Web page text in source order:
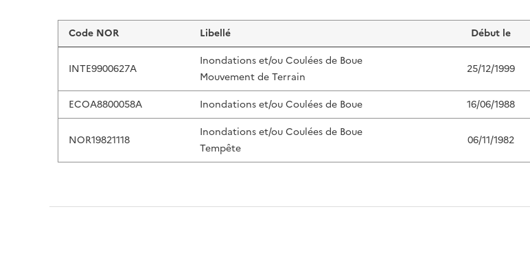
Liste de résultats
Code NOR Libellé Début le
INTE9900627A
Inondations et/ou Coulées de Boue
Mouvement de Terrain
25/12/1999
ECOA8800058A Inondations et/ou Coulées de Boue 16/06/1988
NOR19821118
Inondations et/ou Coulées de Boue
Tempête
06/11/1982